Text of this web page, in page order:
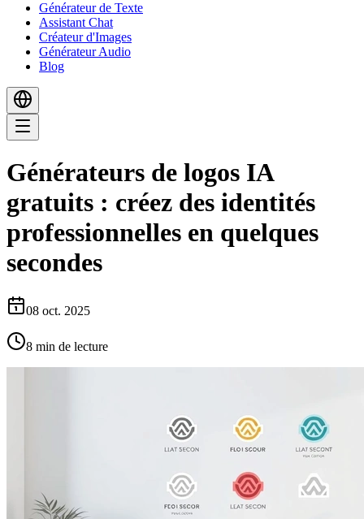
Générateur de Texte
Assistant Chat
Créateur d'Images
Générateur Audio
Blog
Générateurs de logos IA
gratuits : créez des identités
professionnelles en quelques
secondes
08 oct. 2025
8 min de lecture